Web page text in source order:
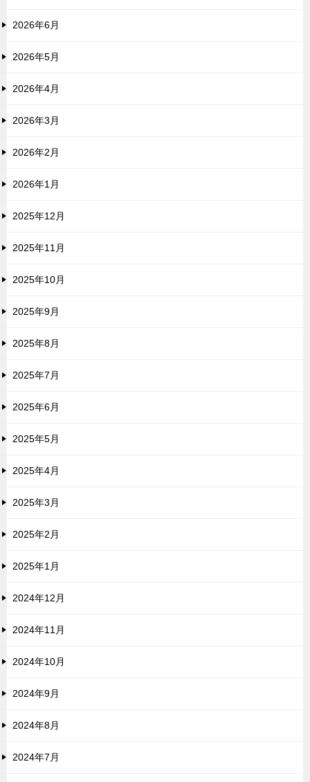
2026年6月
2026年5月
2026年4月
2026年3月
2026年2月
2026年1月
2025年12月
2025年11月
2025年10月
2025年9月
2025年8月
2025年7月
2025年6月
2025年5月
2025年4月
2025年3月
2025年2月
2025年1月
2024年12月
2024年11月
2024年10月
2024年9月
2024年8月
2024年7月